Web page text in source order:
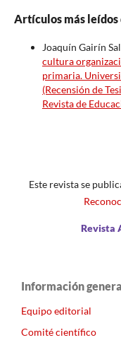
Artículos más
Joaquín Gairín
cultura
primaria.
(Recensión de
Revista de
Este revista se
Revista
Información
Equipo editorial
Comité científico